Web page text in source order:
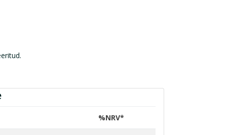
%NRV*